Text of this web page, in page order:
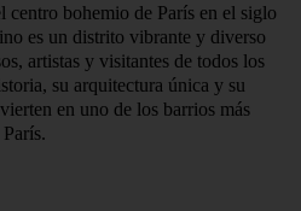
centro bohemio de París en el siglo
es un distrito vibrante y diverso
artistas y visitantes de todos los
su arquitectura única y su
en uno de los barrios más